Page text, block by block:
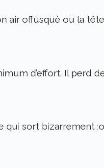
air offusqué ou la
d’effort. Il perd
qui sort bizarrement